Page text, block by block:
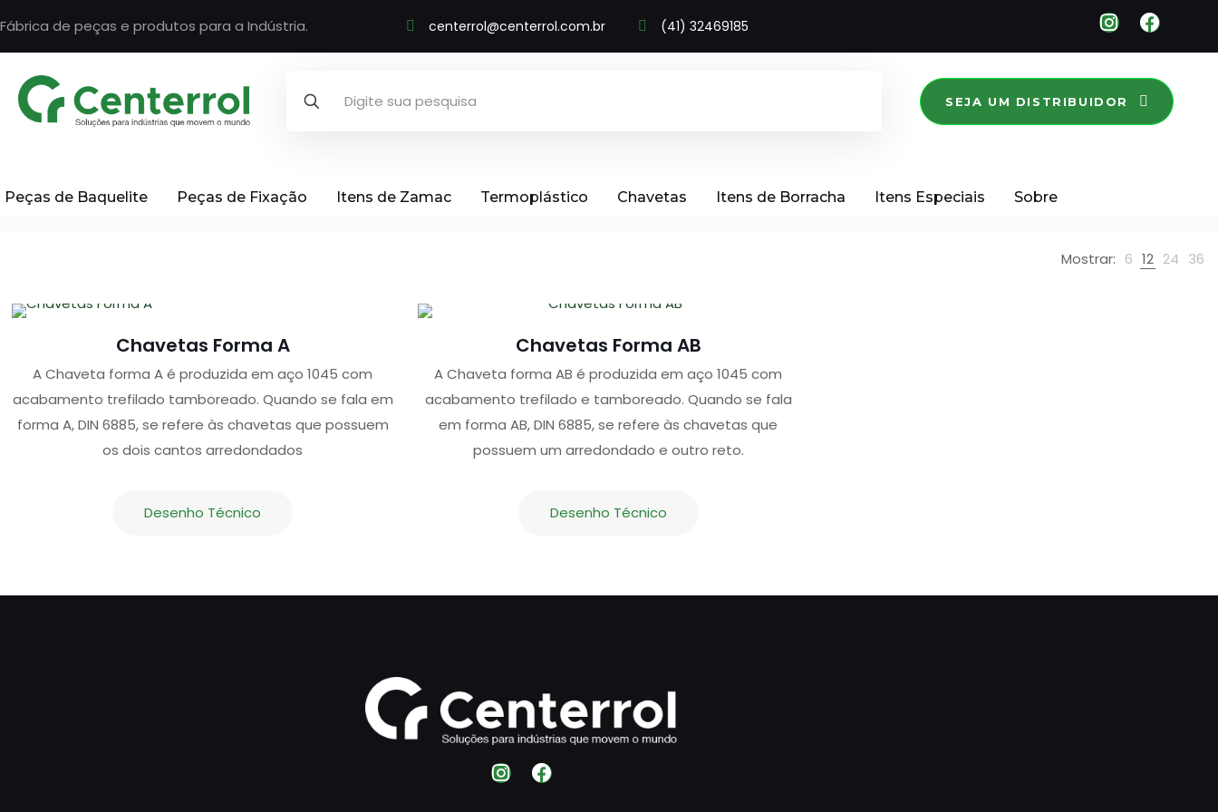
Fábrica de peças e produtos para a Indústria. centerrol@centerrol.com.br (41) 32469185
SEJA UM DISTRIBUIDOR
Peças de Baquelite Peças de Fixação Itens de Zamac Termoplástico Chavetas Itens de Borracha Itens Especiais Sobre
Mostrar: 6 12 24 36
Chavetas Forma A
A Chaveta forma A é produzida em aço 1045 com
acabamento trefilado tamboreado. Quando se fala em
forma A, DIN 6885, se refere às chavetas que possuem
os dois cantos arredondados
Desenho Técnico
Chavetas Forma AB
A Chaveta forma AB é produzida em aço 1045 com
acabamento trefilado e tamboreado. Quando se fala
em forma AB, DIN 6885, se refere às chavetas que
possuem um arredondado e outro reto.
Desenho Técnico